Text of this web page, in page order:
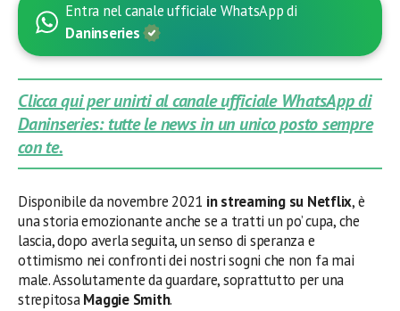
Entra nel canale ufficiale WhatsApp di
Daninseries
Clicca qui per unirti al canale ufficiale WhatsApp di
Daninseries: tutte le news in un unico posto sempre
con te.
Disponibile da novembre 2021 in streaming su Netflix, è
una storia emozionante anche se a tratti un po’ cupa, che
lascia, dopo averla seguita, un senso di speranza e
ottimismo nei confronti dei nostri sogni che non fa mai
male. Assolutamente da guardare, soprattutto per una
strepitosaMaggie Smith.